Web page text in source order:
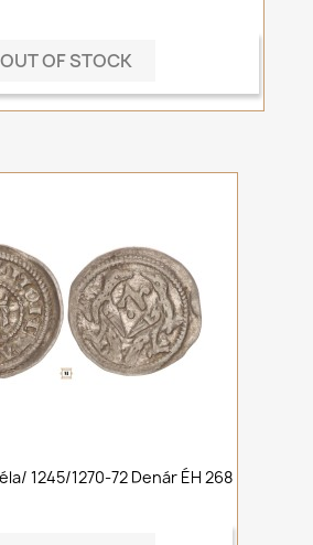
OUT OF STOCK
1245/1270-72 Denár ÉH 268